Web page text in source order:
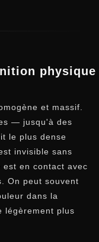
physique
et massif.
— jusqu'à des
le plus dense
invisible sans
en contact avec
On peut souvent
dans la
légèrement plus